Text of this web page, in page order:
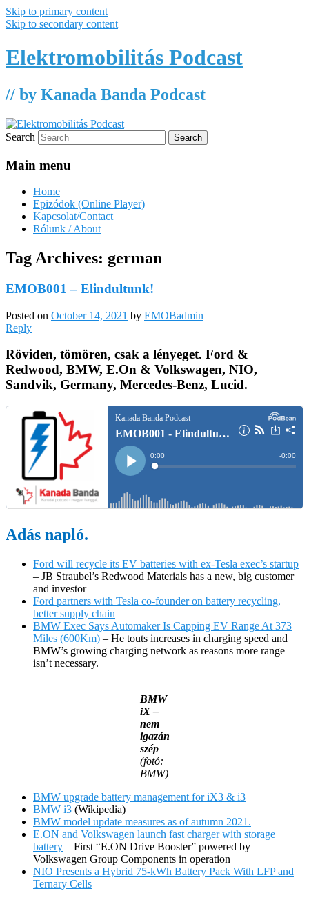
Skip to primary content
Skip to secondary content
Elektromobilitás Podcast
// by Kanada Banda Podcast
Search
Main menu
Home
Epizódok (Online Player)
Kapcsolat/Contact
Rólunk / About
Tag Archives: german
EMOB001 – Elindultunk!
Posted on October 14, 2021 by EMOBadmin
Reply
Röviden, tömören, csak a lényeget. Ford &
Redwood, BMW, E.On & Volkswagen, NIO,
Sandvik, Germany, Mercedes-Benz, Lucid.
Adás napló.
Ford will recycle its EV batteries with ex-Tesla exec’s startup
– JB Straubel’s Redwood Materials has a new, big customer
and investor
Ford partners with Tesla co-founder on battery recycling,
better supply chain
BMW Exec Says Automaker Is Capping EV Range At 373
Miles (600Km) – He touts increases in charging speed and
BMW’s growing charging network as reasons more range
isn’t necessary.
BMW
iX –
nem
igazán
szép
(fotó:
BMW)
BMW upgrade battery management for iX3 & i3
BMW i3 (Wikipedia)
BMW model update measures as of autumn 2021.
E.ON and Volkswagen launch fast charger with storage
battery – First “E.ON Drive Booster” powered by
Volkswagen Group Components in operation
NIO Presents a Hybrid 75-kWh Battery Pack With LFP and
Ternary Cells